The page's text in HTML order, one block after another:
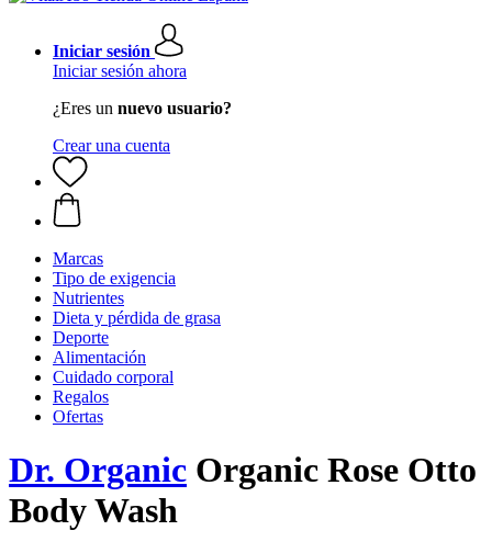
Iniciar sesión
Iniciar sesión ahora
¿Eres un nuevo usuario?
Crear una cuenta
Marcas
Tipo de exigencia
Nutrientes
Dieta y pérdida de grasa
Deporte
Alimentación
Cuidado corporal
Regalos
Ofertas
Dr. Organic Organic Rose Otto
Body Wash